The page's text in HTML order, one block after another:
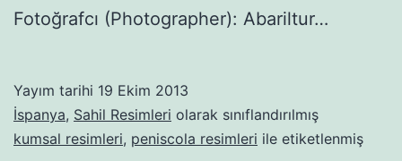
Fotoğrafcı (Photographer): Abariltur…
Yayım tarihi 19 Ekim 2013
İspanya, Sahil Resimleri olarak sınıflandırılmış
kumsal resimleri, peniscola resimleri ile etiketlenmiş